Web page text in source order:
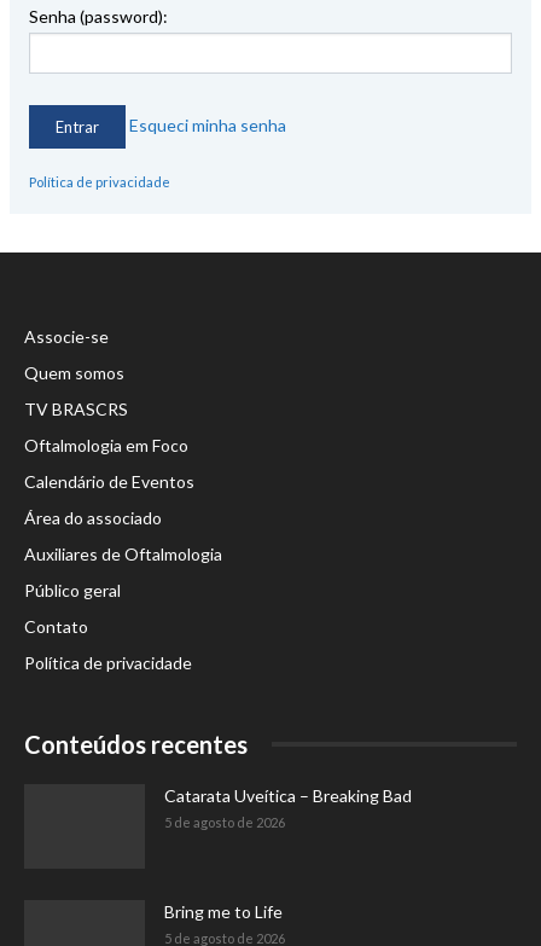
Senha (password):
Esqueci minha senha
Política de privacidade
Associe-se
Quem somos
TV BRASCRS
Oftalmologia em Foco
Calendário de Eventos
Área do associado
Auxiliares de Oftalmologia
Público geral
Contato
Política de privacidade
Conteúdos recentes
Catarata Uveítica – Breaking Bad
5 de agosto de 2026
Bring me to Life
5 de agosto de 2026